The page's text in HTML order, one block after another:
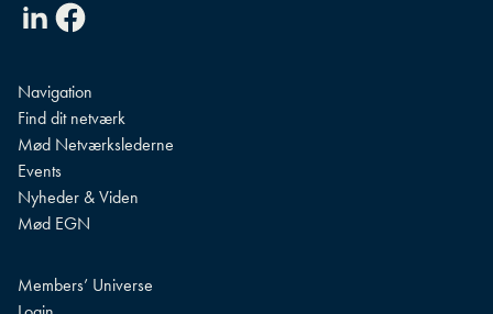
LinkedinFacebook
Navigation
Find dit netværk
Mød Netværkslederne
Events
Nyheder & Viden
Mød EGN
Members’ Universe